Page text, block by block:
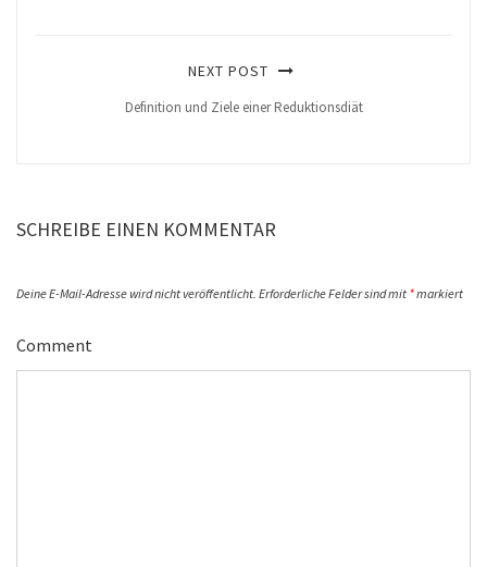
NEXT POST
Definition und Ziele einer Reduktionsdiät
SCHREIBE EINEN KOMMENTAR
Deine E-Mail-Adresse wird nicht veröffentlicht. Erforderliche Felder sind mit *markiert
Comment